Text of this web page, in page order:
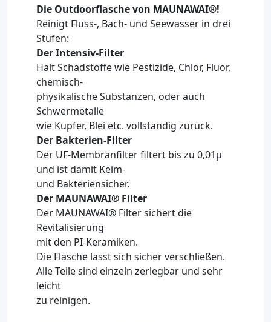
Die Outdoorflasche von MAUNAWAI®!
Reinigt Fluss-, Bach- und Seewasser in drei
Stufen:
Der Intensiv-Filter
Hält Schadstoffe wie Pestizide, Chlor, Fluor,
chemisch-
physikalische Substanzen, oder auch
Schwermetalle
wie Kupfer, Blei etc. vollständig zurück.
Der Bakterien-Filter
Der UF-Membranfilter filtert bis zu 0,01μ
und ist damit Keim-
und Bakteriensicher.
Der MAUNAWAI® Filter
Der MAUNAWAI® Filter sichert die
Revitalisierung
mit den PI-Keramiken.
Die Flasche lässt sich sicher verschließen.
Alle Teile sind einzeln zerlegbar und sehr
leicht
zu reinigen.